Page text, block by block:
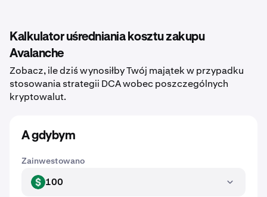
Kalkulator uśredniania kosztu zakupu
Avalanche
Zobacz, ile dziś wynosiłby Twój majątek w przypadku
stosowania strategii DCA wobec poszczególnych
kryptowalut.
A gdybym
Zainwestowano
USD 100